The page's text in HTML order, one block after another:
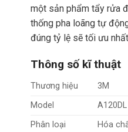
một sản phẩm tẩy rửa
thống pha loãng tự
đúng tỷ lệ sẽ tối ưu
Thông số kĩ thuật
Thương hiệu
3M
Model
A120DL
Phân loại
Hóa